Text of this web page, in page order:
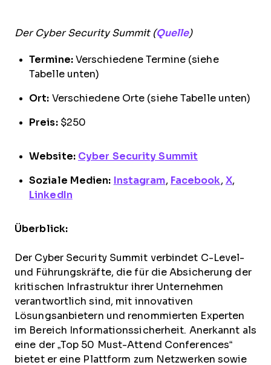
Der Cyber Security Summit (Quelle)
Termine:Verschiedene Termine (siehe
Tabelle unten)
Ort: Verschiedene Orte (siehe Tabelle unten)
Preis: $250
Website: Cyber Security Summit
Soziale Medien: Instagram, Facebook, X,
LinkedIn
Überblick:
Der Cyber Security Summit verbindet C-Level-
und Führungskräfte, die für die Absicherung der
kritischen Infrastruktur ihrer Unternehmen
verantwortlich sind, mit innovativen
Lösungsanbietern und renommierten Experten
im Bereich Informationssicherheit. Anerkannt als
eine der „Top 50 Must-Attend Conferences“
bietet er eine Plattform zum Netzwerken sowie